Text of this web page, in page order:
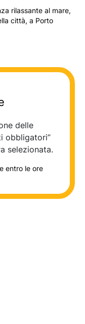
rilassante al mare,
città, a Porto
delle
obbligatori”
selezionata.
entro le ore